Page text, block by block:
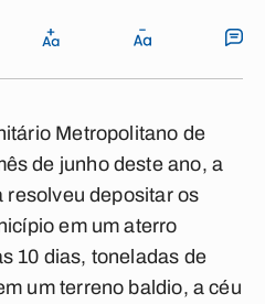
Metropolitano de
de junho deste ano, a
resolveu depositar os
em um aterro
10 dias, toneladas de
um terreno baldio, a céu